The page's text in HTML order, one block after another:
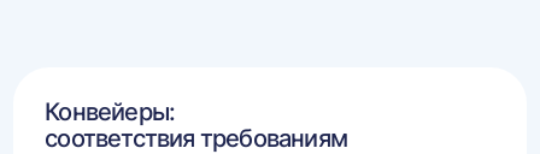
Конвейеры:
соответствия требованиям